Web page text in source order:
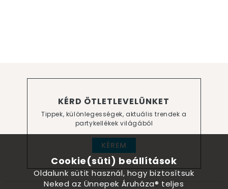
KÉRD ÖTLETLEVELÜNKET
Tippek, különlegességek, aktuális trendek a
partykellékek világából
KÉREM
Cookie(süti) beállítások
Oldalunk sütit használ, hogy biztosítsuk
Neked az Ünnepek Áruháza® teljes